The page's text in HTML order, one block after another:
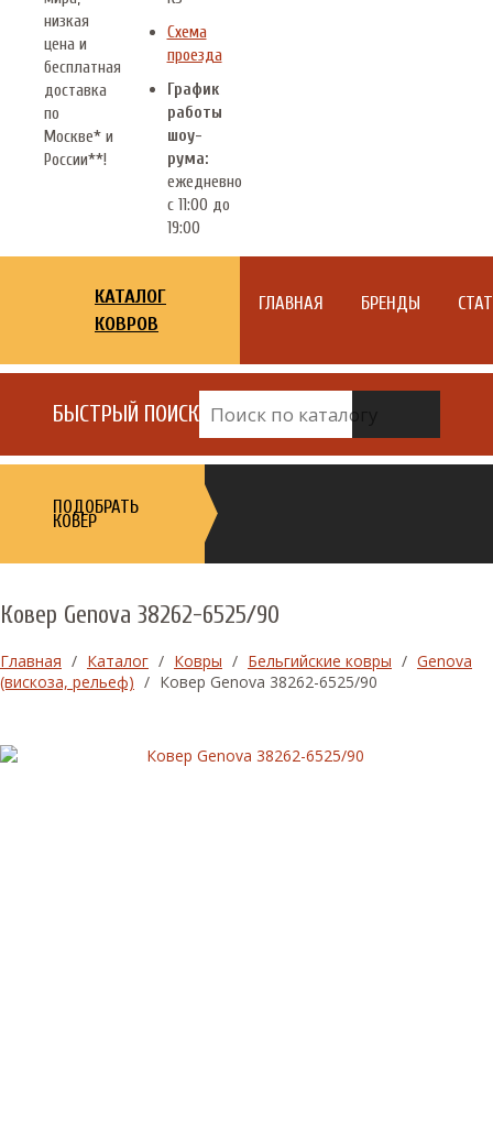
низкая
цена и
бесплатная
доставка
по
Москве* и
России**!
Схема
проезда
График
работы
шоу-
рума:
ежедневно
с 11:00 до
19:00
КАТАЛОГ
КОВРОВ
ГЛАВНАЯ БРЕНДЫ
БЫСТРЫЙ ПОИСК
ПОДОБРАТЬ
КОВЕР
Ковер Genova 38262-6525/90
Главная / Каталог / Ковры / Бельгийские ковры / Genova
(вискоза, рельеф) / Ковер Genova 38262-6525/90